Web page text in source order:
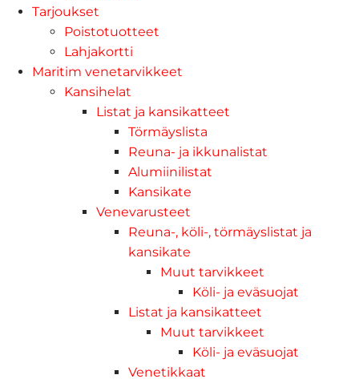
Tarjoukset
Poistotuotteet
Lahjakortti
Maritim venetarvikkeet
Kansihelat
Listat ja kansikatteet
Törmäyslista
Reuna- ja ikkunalistat
Alumiinilistat
Kansikate
Venevarusteet
Reuna-, köli-, törmäyslistat ja
kansikate
Muut tarvikkeet
Köli- ja eväsuojat
Listat ja kansikatteet
Muut tarvikkeet
Köli- ja eväsuojat
Venetikkaat